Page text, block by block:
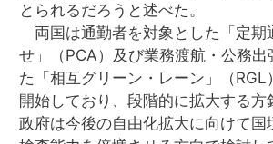
とられるだろうと述べた。
両国は通勤者を対象とした「定期
せ」（PCA）及び業務渡航・公務出
た「相互グリーン・レーン」（RGL
開始しており、段階的に拡大する方
政府は今後の自由化拡大に向けて国